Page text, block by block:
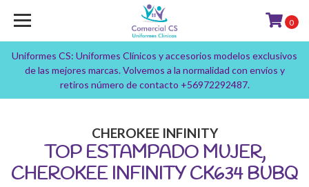
Uniformes CS: Uniformes Clínicos y accesorios modelos exclusivos
de las mejores marcas. Volvemos a la normalidad con envíos y
retiros número de contacto +56972292487.
0
CHEROKEE INFINITY
TOP ESTAMPADO MUJER,
CHEROKEE INFINITY CK634 BUBQ